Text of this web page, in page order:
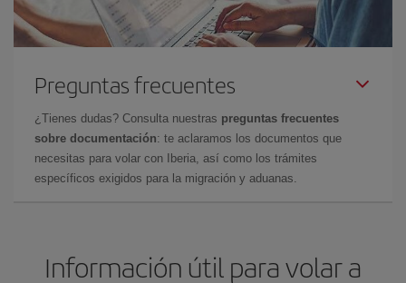
Preguntas frecuentes
¿Tienes dudas? Consulta nuestras preguntas frecuentes
sobre documentación: te aclaramos los documentos que
necesitas para volar con Iberia, así como los trámites
específicos exigidos para la migración y aduanas.
Información útil para volar a